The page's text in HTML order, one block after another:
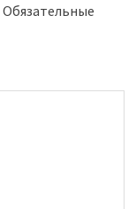
Обязательные